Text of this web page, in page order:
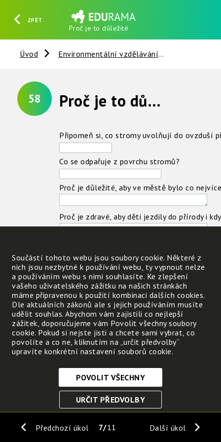
ZPĚT
Proč je to důležité
HLEDAT REGISTROVAT PŘIHLÁSIT SE
Úvod Environmentální vzdělávání
58 Proč je to důležité
Připomeň si, co stromy uvolňují do ovzduší
Co se odpařuje z povrchu stromů?
Proč je důležité, aby ve městě bylo co
Proč je zdravé, aby děti jezdily do přírody i
Pobyt v prostředí s lesy se
využívá i k léčení různých
nemocí.
Odhadni, kterých nemocí se to asi hlavně
Předchozí úkol Další úkol
7 11
Součástí tohoto webu jsou soubory cookie. Některé z
nich jsou nezbytné k používání webu, ty vypnout nelze
a používáním webu s nimi souhlasíte. Ke zlepšení
vašeho uživatelského zážitku na našich stránkách
máme připravenou k použití kombinaci dalších cookies.
Dle aktuálních zákonů ale s jejich používáním musíte
udělit souhlas. Abychom vám zajistili co nejlepší
zážitek, doporučujeme vám Povolit všechny soubory
cookie. Pokud si nejste jisti a chcete sami vybrat, co
povolíte a co ne, kliknutím na „určit předvolby“
upravíte konkrétní nastavení souborů cookie.
Nezbytně nutné cookies
Tyto soubory cookie jsou nezbytné, abyste se mohli
funkce. Bez těchto cookies by webové stránky
POVOLIT VŠECHNY
URČIT PŘEDVOLBY